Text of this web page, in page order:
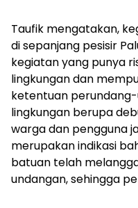
Taufik mengatakan,
di sepanjang pesisir
kegiatan yang punya
lingkungan dan
ketentuan
lingkungan berupa
warga dan pengguna
merupakan indikasi
batuan telah
undangan, sehingga